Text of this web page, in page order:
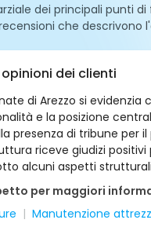
dei principali punti
che descrivono
dei clienti
di Arezzo si
e la posizione
presenza di tribune per
riceve giudizi
alcuni aspetti
per maggiori
Manutenzione